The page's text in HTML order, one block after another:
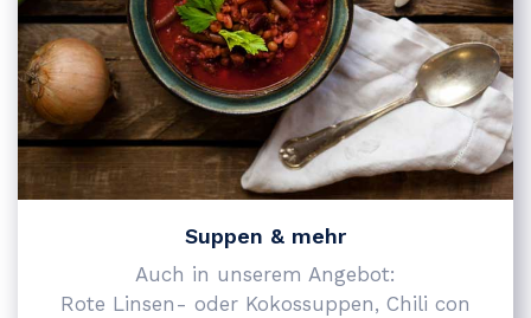
Suppen & mehr
Auch in unserem Angebot:
Rote Linsen- oder Kokossuppen, Chili con